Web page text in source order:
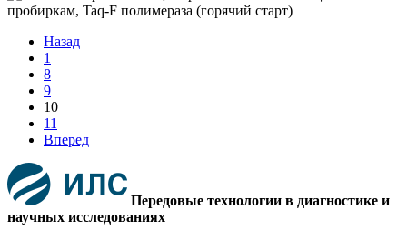
Назад
1
8
9
10
11
Вперед
Передовые технологии в диагностике и
научных исследованиях